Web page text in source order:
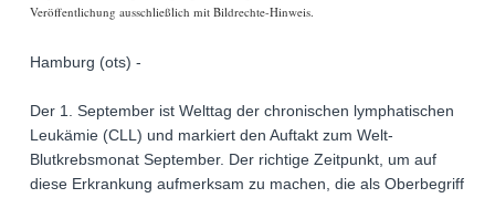
Veröffentlichung ausschließlich mit Bildrechte-Hinweis.
Hamburg (ots) -
Der 1. September ist Welttag der chronischen lymphatischen
Leukämie (CLL) und markiert den Auftakt zum Welt-
Blutkrebsmonat September. Der richtige Zeitpunkt, um auf
diese Erkrankung aufmerksam zu machen, die als Oberbegriff